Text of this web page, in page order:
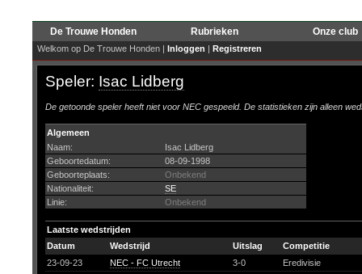
De Trouwe Honden Rubrieken Onze club
Welkom op De Trouwe Honden | Inloggen | Registreren
Speler: Isac Lidberg
De getoonde speler heeft niet voor NEC gespeeld. De statistieken zijn alleen
Algemeen
Naam:
Isac Lidberg
Geboortedatum:
08-09-1998
Geboorteplaats:
Onbekend
Nationaliteit:
SE
Linie:
Onbekend
Laatste wedstrijden
Datum
Wedstrijd Uitslag
Competitie
23-09-23
NEC - FC Utrecht 3-0
Eredivisie